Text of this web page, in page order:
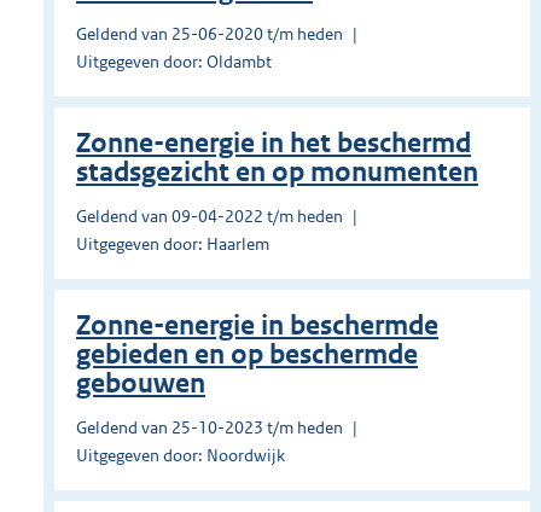
Geldend van 25-06-2020 t/m heden
Uitgegeven door: Oldambt
Zonne-energie in het beschermd
stadsgezicht en op monumenten
Geldend van 09-04-2022 t/m heden
Uitgegeven door: Haarlem
Zonne-energie in beschermde
gebieden en op beschermde
gebouwen
Geldend van 25-10-2023 t/m heden
Uitgegeven door: Noordwijk